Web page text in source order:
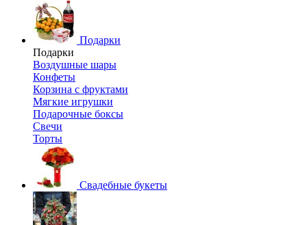
Подарки
Подарки
Воздушные шары
Конфеты
Корзина с фруктами
Мягкие игрушки
Подарочные боксы
Свечи
Торты
Свадебные букеты